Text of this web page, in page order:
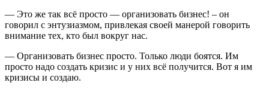
— Это же так всё просто — организовать бизнес! – он
говорил с энтузиазмом, привлекая своей манерой говорить
внимание тех, кто был вокруг нас.
— Организовать бизнес просто. Только люди боятся. Им
просто надо создать кризис и у них всё получится. Вот я им
кризисы и создаю.